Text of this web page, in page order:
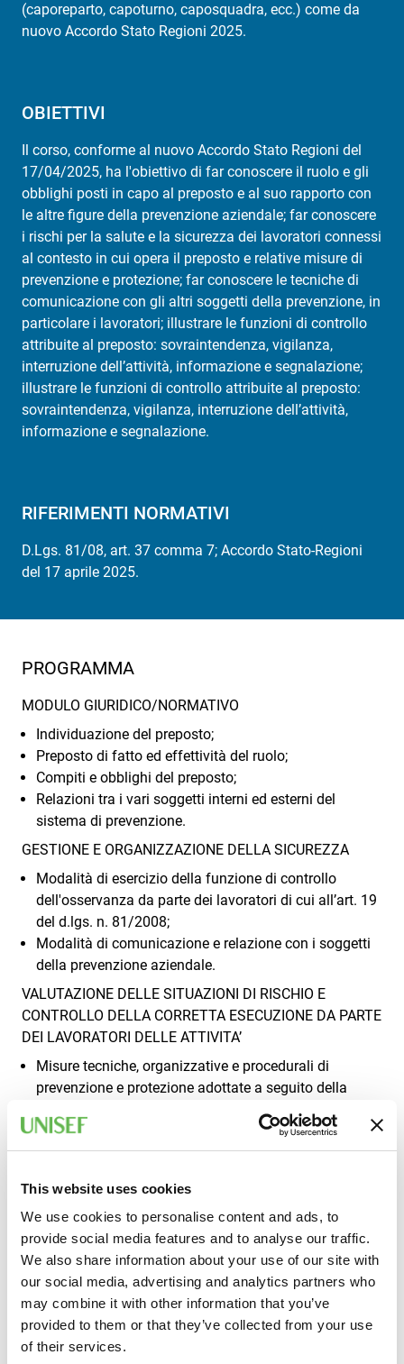
This website uses cookies
We use cookies to personalise content and ads, to
provide social media features and to analyse our traffic.
We also share information about your use of our site with
our social media, advertising and analytics partners who
may combine it with other information that you’ve
provided to them or that they’ve collected from your use
of their services.
(caporeparto, capoturno, caposquadra, ecc.) come da
nuovo Accordo Stato Regioni 2025.
OBIETTIVI
Il corso, conforme al nuovo Accordo Stato Regioni del
17/04/2025, ha l'obiettivo di far conoscere il ruolo e gli
obblighi posti in capo al preposto e al suo rapporto con
le altre figure della prevenzione aziendale; far conoscere
i rischi per la salute e la sicurezza dei lavoratori connessi
al contesto in cui opera il preposto e relative misure di
prevenzione e protezione; far conoscere le tecniche di
comunicazione con gli altri soggetti della prevenzione, in
particolare i lavoratori; illustrare le funzioni di controllo
attribuite al preposto: sovraintendenza, vigilanza,
interruzione dell’attività, informazione e segnalazione;
illustrare le funzioni di controllo attribuite al preposto:
sovraintendenza, vigilanza, interruzione dell’attività,
informazione e segnalazione.
RIFERIMENTI NORMATIVI
D.Lgs. 81/08, art. 37 comma 7; Accordo Stato-Regioni
del 17 aprile 2025.
PROGRAMMA
MODULO GIURIDICO/NORMATIVO
Individuazione del preposto;
Preposto di fatto ed effettività del ruolo;
Compiti e obblighi del preposto;
Relazioni tra i vari soggetti interni ed esterni del
sistema di prevenzione.
GESTIONE E ORGANIZZAZIONE DELLA SICUREZZA
Modalità di esercizio della funzione di controllo
dell'osservanza da parte dei lavoratori di cui all’art. 19
del d.lgs. n. 81/2008;
Modalità di comunicazione e relazione con i soggetti
della prevenzione aziendale.
VALUTAZIONE DELLE SITUAZIONI DI RISCHIO E
CONTROLLO DELLA CORRETTA ESECUZIONE DA PARTE
DEI LAVORATORI DELLE ATTIVITA’
Misure tecniche, organizzative e procedurali di
prevenzione e protezione adottate a seguito della
valutazione dei rischi dell'azienda, con particolare
riferimento al contesto in cui il preposto opera;
Obblighi connessi ai contratti di appalto, d'opera e di
Gestione del rischio interferenziale e il DUVRI;
Modalità per sovraintendere e vigilare sulle attività
lavorative per garantire l’attuazione delle direttive
ricevute;
L’importanza di individuare e segnalare incidenti e
infortuni mancati.
COMUNICAZIONE E INFORMAZIONE